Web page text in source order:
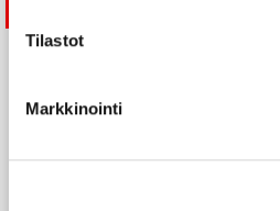
Tilastot
Markkinointi